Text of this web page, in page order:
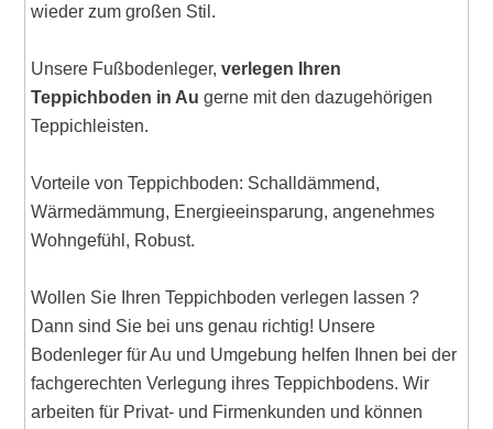
wieder zum großen Stil.
Unsere Fußbodenleger,verlegen Ihren
Teppichboden in Au gerne mit den dazugehörigen
Teppichleisten.
Vorteile von Teppichboden: Schalldämmend,
Wärmedämmung, Energieeinsparung, angenehmes
Wohngefühl, Robust.
Wollen Sie Ihren Teppichboden verlegen lassen ?
Dann sind Sie bei uns genau richtig! Unsere
Bodenleger für Au und Umgebung helfen Ihnen bei der
fachgerechten Verlegung ihres Teppichbodens. Wir
arbeiten für Privat- und Firmenkunden und können